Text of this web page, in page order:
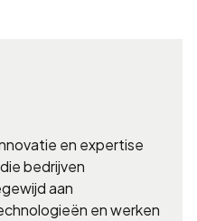
en expertise
bedrijven
aan
en werken